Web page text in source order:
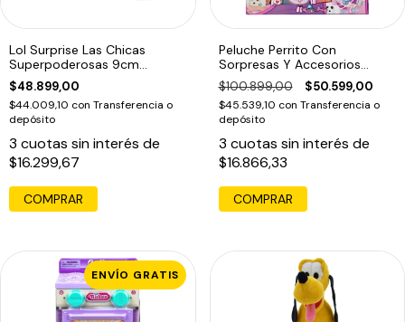
Lol Surprise Las Chicas
Superpoderosas 9cm
Original
$48.899,00
$44.009,10 con Transferencia o
depósito
3 cuotas sin interés de
$16.299,67
COMPRAR
Peluche Perrito Con
Sorpresas Y Accesorios
Rescue Runts
$100.899,00 $50.599,00
$45.539,10 con Transferencia o
depósito
3 cuotas sin interés de
$16.866,33
ENVÍO GRATIS